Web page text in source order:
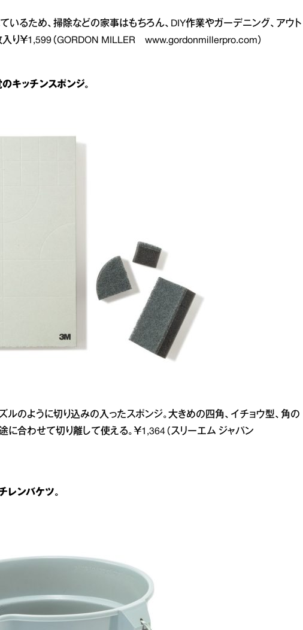
いるため、掃除などの家事はもちろん、DIY作業やガーデニング、アウト
入り￥1,599（GORDON MILLER www.gordonmillerpro.com ）
キッチンスポンジ。
のように切り込みの入ったスポンジ。大きめの四角、イチョウ型、角の
に合わせて切り離して使える。￥1,364（スリーエム ジャパン
レンバケツ。